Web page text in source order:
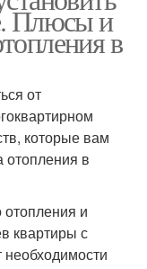
Плюсы и
в
от
которые вам
отопления в
отопления и
квартиры с